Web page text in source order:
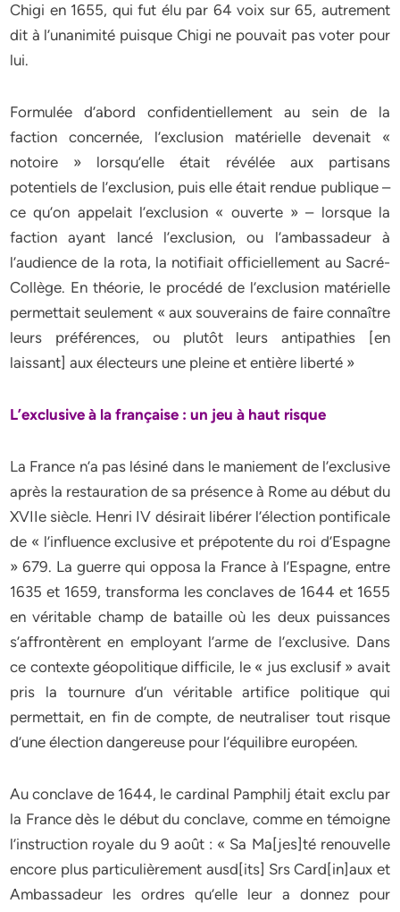
Chigi en 1655, qui fut élu par 64 voix sur 65, autrement
dit à l’unanimité puisque Chigi ne pouvait pas voter pour
lui.
Formulée d’abord confidentiellement au sein de la
faction concernée, l’exclusion matérielle devenait «
notoire » lorsqu’elle était révélée aux partisans
potentiels de l’exclusion, puis elle était rendue publique –
ce qu’on appelait l’exclusion « ouverte » – lorsque la
faction ayant lancé l’exclusion, ou l’ambassadeur à
l’audience de la rota, la notifiait officiellement au Sacré-
Collège. En théorie, le procédé de l’exclusion matérielle
permettait seulement « aux souverains de faire connaître
leurs préférences, ou plutôt leurs antipathies [en
laissant] aux électeurs une pleine et entière liberté »
L’exclusive à la française : un jeu à haut risque
La France n’a pas lésiné dans le maniement de l’exclusive
après la restauration de sa présence à Rome au début du
XVIIe siècle. Henri IV désirait libérer l’élection pontificale
de « l’influence exclusive et prépotente du roi d’Espagne
» 679. La guerre qui opposa la France à l’Espagne, entre
1635 et 1659, transforma les conclaves de 1644 et 1655
en véritable champ de bataille où les deux puissances
s’affrontèrent en employant l’arme de l’exclusive. Dans
ce contexte géopolitique difficile, le « jus exclusif » avait
pris la tournure d’un véritable artifice politique qui
permettait, en fin de compte, de neutraliser tout risque
d’une élection dangereuse pour l’équilibre européen.
Au conclave de 1644, le cardinal Pamphilj était exclu par
la France dès le début du conclave, comme en témoigne
l’instruction royale du 9 août : « Sa Ma[jes]té renouvelle
encore plus particulièrement ausd[its] Srs Card[in]aux et
Ambassadeur les ordres qu’elle leur a donnez pour